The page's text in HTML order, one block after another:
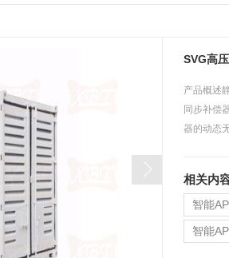
SVG高
产品概述
同步补偿
器的动态
相关内
智能
智能